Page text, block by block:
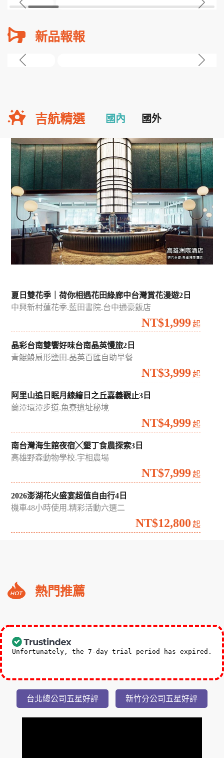
新品報報
吉航精選 國內 國外
夏日雙花季｜荷你相遇花田綠廊中台灣賞花漫遊2日
中興新村蓮花季.藍田書院.台中通豪飯店
NT$1,999 起
晶彩台南雙饗好味台南晶英慢旅2日
青鯤鯓扇形鹽田.晶英百匯自助早餐
NT$3,999 起
阿里山追日眠月線繪日之丘嘉義觀止3日
蘭潭環潭步道.魚寮遺址秘境
NT$4,999 起
南台灣海生館夜宿╳墾丁食農探索3日
高雄野森動物學校.宇相農場
NT$7,999 起
2026澎湖花火盛宴超值自由行4日
機車48小時使用.精彩活動六選二
NT$12,800 起
熱門推薦
來
潭
NT$ 3,588
Unfortunately, the 7-day trial period has expired.
台北總公司五星好評 新竹分公司五星好評